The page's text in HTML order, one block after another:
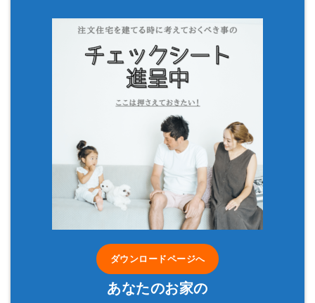
ダウンロードページへ
あなたのお家の